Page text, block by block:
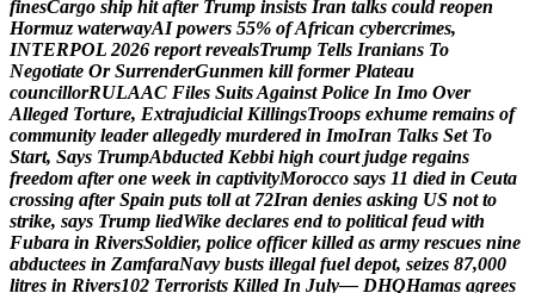
finesCargo ship hit after Trump insists Iran talks could reopen
Hormuz waterwayAI powers 55% ofAfrican cybercrimes,
INTERPOL 2026 report revealsTrump Tells Iranians To
Negotiate Or SurrenderGunmen kill former Plateau
councillorRULAAC Files SuitsAgainst Police In Imo Over
Alleged Torture, Extrajudicial KillingsTroops exhume remains of
community leader allegedly murdered in ImoIran Talks Set To
Start, Says TrumpAbducted Kebbi high court judge regains
freedom after one week in captivityMorocco says 11 died in Ceuta
crossing after Spain puts toll at 72Iran denies asking US not to
strike, says Trump liedWike declares end to political feud with
Fubara in RiversSoldier, police officer killed as army rescues nine
abductees in ZamfaraNavy busts illegal fuel depot, seizes 87,000
litres in Rivers102 Terrorists Killed In July— DHQHamas agrees